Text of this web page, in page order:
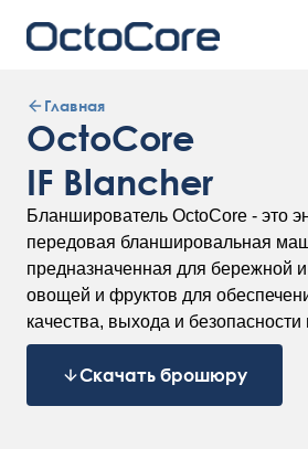
Главная
OctoCore
IF Blancher
Бланширователь OctoCore - это
передовая бланшировальная
предназначенная для бережной
овощей и фруктов для
качества, выхода и безопасности
Скачать брошюру